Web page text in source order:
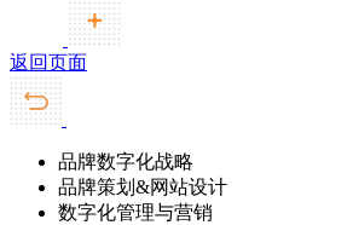
返回页面
品牌数字化战略
品牌策划&网站设计
数字化管理与营销